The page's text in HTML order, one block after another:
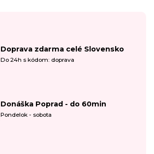
Doprava zdarma celé Slovensko
Do 24h s kódom: doprava
Donáška Poprad - do 60min
Pondelok - sobota